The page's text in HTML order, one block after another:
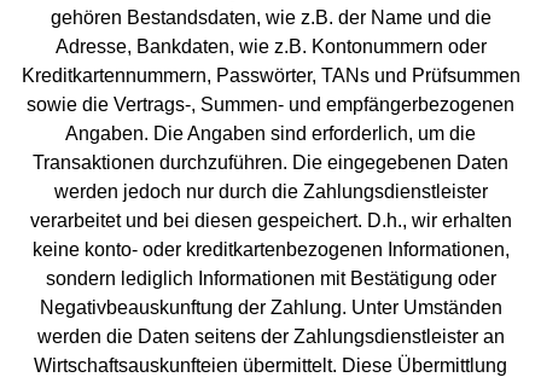
gehören Bestandsdaten, wie z.B. der Name und die
Adresse, Bankdaten, wie z.B. Kontonummern oder
Kreditkartennummern, Passwörter, TANs und Prüfsummen
sowie die Vertrags-, Summen- und empfängerbezogenen
Angaben. Die Angaben sind erforderlich, um die
Transaktionen durchzuführen. Die eingegebenen Daten
werden jedoch nur durch die Zahlungsdienstleister
verarbeitet und bei diesen gespeichert. D.h., wir erhalten
keine konto- oder kreditkartenbezogenen Informationen,
sondern lediglich Informationen mit Bestätigung oder
Negativbeauskunftung der Zahlung. Unter Umständen
werden die Daten seitens der Zahlungsdienstleister an
Wirtschaftsauskunfteien übermittelt. Diese Übermittlung